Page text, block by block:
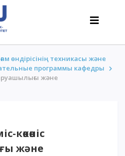
өндірісінің техникасы және
программы кафедры
және
көкөніс
және